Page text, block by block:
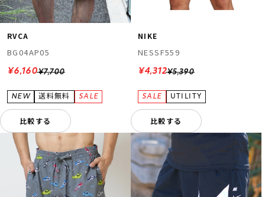
RVCA
BG04AP05
¥7,700
¥6,160
比較する
NIKE
NESSF559
¥5,390
¥4,312
比較する